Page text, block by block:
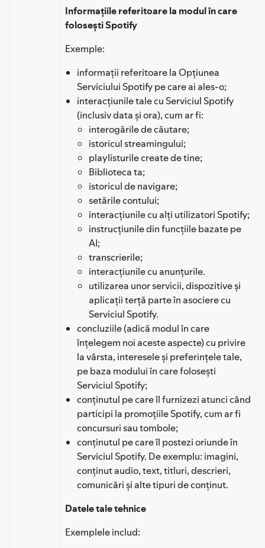
Informațiile referitoare la modul în care
folosești Spotify
Exemple:
informații referitoare la Opțiunea
Serviciului Spotify pe care ai ales-o;
interacțiunile tale cu Serviciul Spotify
(inclusiv data și ora), cum ar fi:
interogările de căutare;
istoricul streamingului;
playlisturile create de tine;
Biblioteca ta;
istoricul de navigare;
setările contului;
interacțiunile cu alți utilizatori Spotify;
instrucțiunile din funcțiile bazate pe
AI;
transcrierile;
interacțiunile cu anunțurile.
utilizarea unor servicii, dispozitive și
aplicații terță parte în asociere cu
Serviciul Spotify.
concluziile (adică modul în care
înțelegem noi aceste aspecte) cu privire
la vârsta, interesele și preferințele tale,
pe baza modului în care folosești
Serviciul Spotify;
conținutul pe care îl furnizezi atunci când
participi la promoțiile Spotify, cum ar fi
concursuri sau tombole;
conținutul pe care îl postezi oriunde în
Serviciul Spotify. De exemplu: imagini,
conținut audio, text, titluri, descrieri,
comunicări și alte tipuri de conținut.
Datele tale tehnice
Exemplele includ: